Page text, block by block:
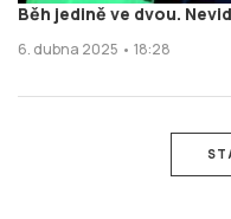
Běh jedině ve dvou.
6. dubna 2025 • 18:28